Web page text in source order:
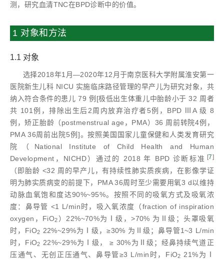
测，研究血清TNC在BPD诊断中的价值。
1 对象和方法
1.1 对象
选择2018年1月—2020年12月于南京医科大学附属淮安第一
医院新生儿科 NICU 实施临床路径管理的早产儿为研究对象，共
纳入符合条件的患儿 79 例[极低出生体重儿中胎龄小于 32 周者
共 101例，排除出生后2周内放弃治疗者5例，BPD ⅢA 级 8
例，矫正胎龄（postmenstrual age，PMA）36 周前转院4例，
PMA 36周前出院5例]。按照美国国家儿童保健和人类发育研究
院（National Institute of Child Health and Human
Development，NICHD）通过的 2018 年 BPD 诊断标准 [7]
（即胎龄 <32 周的早产儿，有持续性肺实质疾病，在影像学证
明为肺实质病变的前提下，PMA 36周时至少需要用氧3 d以维持
动脉血氧饱和度达90%~95%。按照不同的吸氧方式及吸氧浓
度：鼻导管 <1 L/min时，吸入氧浓度（fraction of inspiration
oxygen，FiO2 ）22%~70%为Ⅰ级，>70% 为Ⅱ级；头罩吸氧
时，FiO2 22%~29%为Ⅰ级，≥30% 为Ⅱ级；鼻导管1~3 L/min
时，FiO2 22%~29%为Ⅰ级， ≥ 30%为Ⅱ级；经鼻持续气道正
压通气、无创正压通气、鼻导管≥3 L/min时，FiO2 21%为Ⅰ